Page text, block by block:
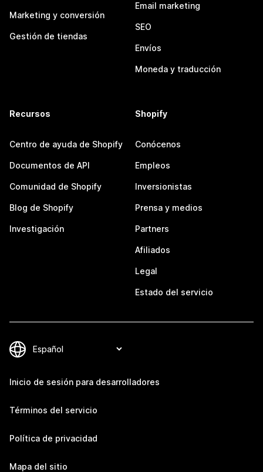
Marketing y conversión
Gestión de tiendas
Email marketing
SEO
Envíos
Moneda y traducción
Recursos
Centro de ayuda de Shopify
Documentos de API
Comunidad de Shopify
Blog de Shopify
Investigación
Shopify
Conócenos
Empleos
Inversionistas
Prensa y medios
Partners
Afiliados
Legal
Estado del servicio
Inicio de sesión para desarrolladores
Términos del servicio
Política de privacidad
Mapa del sitio